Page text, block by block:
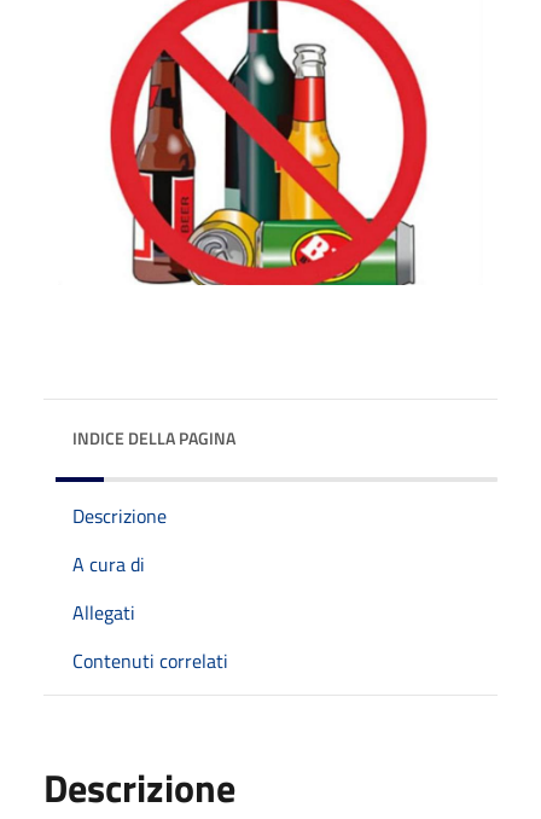
INDICE DELLA PAGINA
Descrizione
A cura di
Allegati
Contenuti correlati
Descrizione